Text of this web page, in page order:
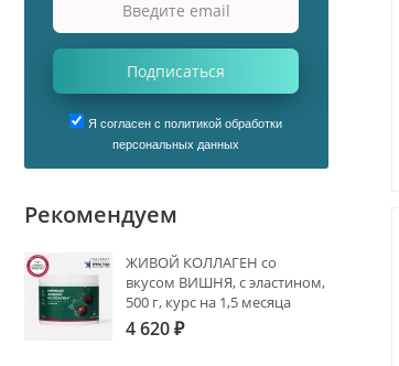
Подписаться
Я согласен с политикой обработки
персональных данных
Рекомендуем
ЖИВОЙ КОЛЛАГЕН со
вкусом ВИШНЯ, с эластином,
500 г, курс на 1,5 месяца
4 620₽